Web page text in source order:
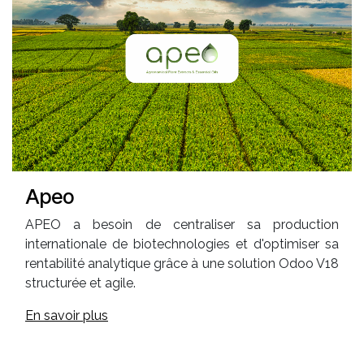
Apeo
APEO a besoin de centraliser sa production
internationale de biotechnologies et d'optimiser sa
rentabilité analytique grâce à une solution Odoo V18
structurée et agile.
En savoir plus